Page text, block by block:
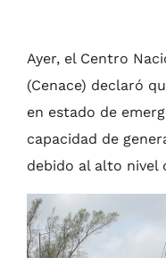
Ayer, el Centro
(Cenace) declaró
en estado de
capacidad de
debido al alto nivel